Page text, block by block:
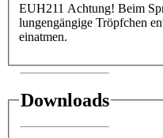
EUH211 Achtung! Beim
lungengängige Tröpfchen
einatmen.
Downloads